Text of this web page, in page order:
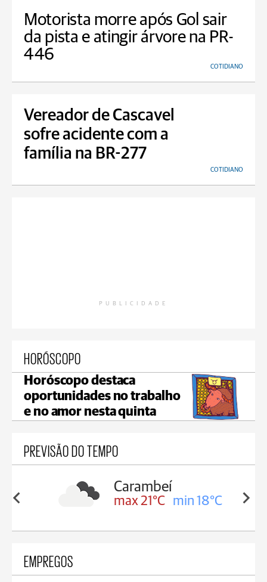
Motorista morre após Gol sair
da pista e atingir árvore na PR-
446
COTIDIANO
Vereador de Cascavel
sofre acidente com a
família na BR-277
COTIDIANO
PUBLICIDADE
HORÓSCOPO
Horóscopo destaca
oportunidades no trabalho
e no amor nesta quinta
PREVISÃO DO TEMPO
19°C
Carambeí
max 21°C min 18°C
EMPREGOS